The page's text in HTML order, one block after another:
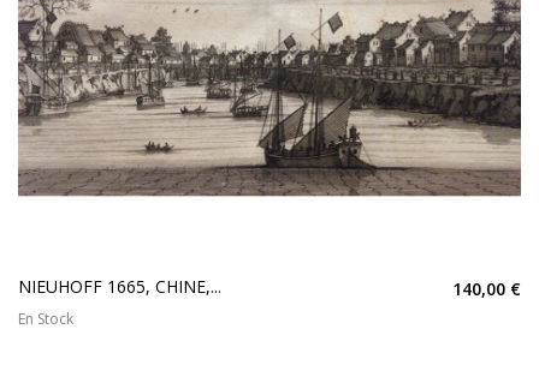
NIEUHOFF 1665, CHINE,... 140,00 €
En Stock